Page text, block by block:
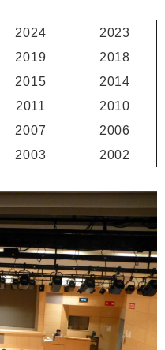
2024
2023
2019
2018
2015
2014
2011
2010
2007
2006
2003 2002